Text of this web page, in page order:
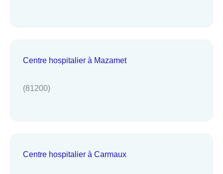
Centre hospitalier à Mazamet
(81200)
Centre hospitalier à Carmaux